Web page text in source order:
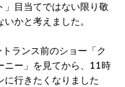
」目当てではない限り敬
かと考えました。
ランス前のショー「ク
ニー」を見てから、11時
に行きたくなりました